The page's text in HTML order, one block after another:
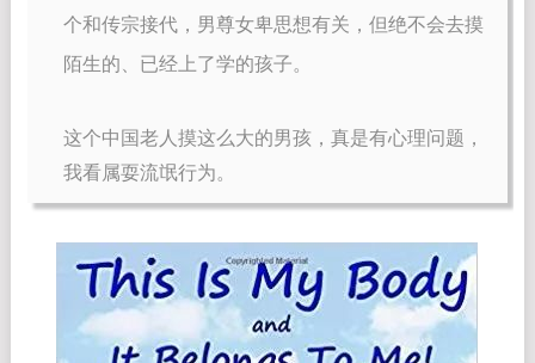
个和传宗接代，男尊女卑思想有关，但绝不会去摸
陌生的、已经上了学的孩子。
这个中国老人摸这么大的男孩，真是有心理问题，
我看属耍流氓行为。